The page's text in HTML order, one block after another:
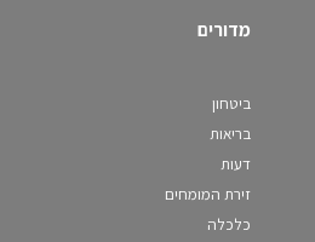
מדורים
ביטחון
בריאות
דעות
זירת המומחים
כלכלה